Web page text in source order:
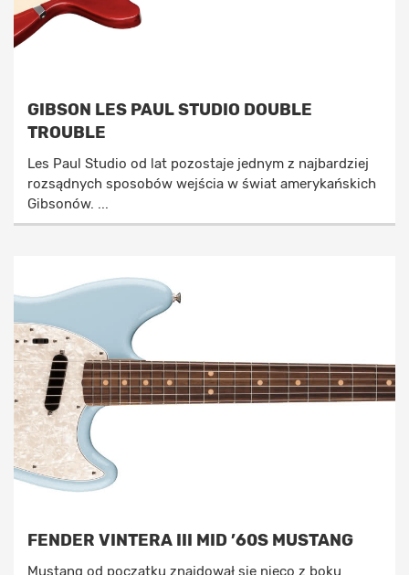
GIBSON LES PAUL STUDIO DOUBLE
TROUBLE
Les Paul Studio od lat pozostaje jednym z najbardziej
rozsądnych sposobów wejścia w świat amerykańskich
Gibsonów. ...
FENDER VINTERA III MID ’60S MUSTANG
Mustang od początku znajdował się nieco z boku